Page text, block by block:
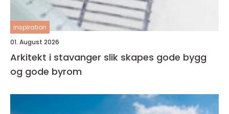
inspiration
01. August 2026
Arkitekt i stavanger slik skapes gode bygg
og gode byrom